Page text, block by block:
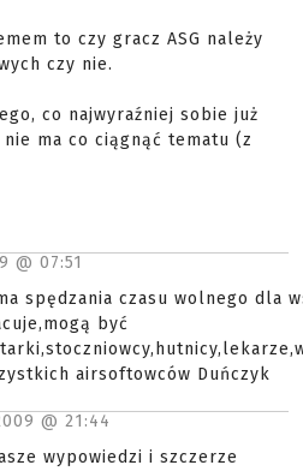
to czy gracz ASG należy
czy nie.
co najwyraźniej sobie już
ma co ciągnąć tematu (z
@ 07:51
spędzania czasu wolnego dla
być
airsoftowców Duńczyk
@ 21:44
wypowiedzi i szczerze